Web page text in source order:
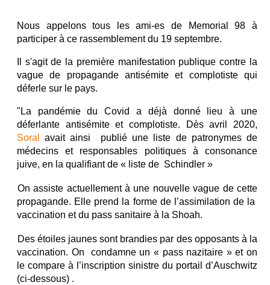
Nous appelons tous les ami-es de Memorial 98 à
participer à ce rassemblement du 19 septembre.
Il s'agit de la première manifestation publique contre la
vague de propagande antisémite et complotiste qui
déferle sur le pays.
"La pandémie du Covid a déjà donné lieu à une
déferlante antisémite et complotiste. Dès avril 2020,
Soralavait ainsi publié une liste de patronymes de
médecins et responsables politiques à consonance
juive, en la qualifiant de « liste de Schindler »
On assiste actuellement à une nouvelle vague de cette
propagande. Elle prend la forme de l’assimilation de la
vaccination et du pass sanitaire à la Shoah.
Des étoiles jaunes sont brandies par des opposants à la
vaccination. On condamne un « pass nazitaire » et on
le compare à l’inscription sinistre du portail d’Auschwitz
(ci-dessous) .